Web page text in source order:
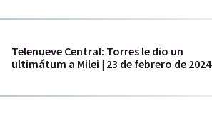
Telenueve Central: Torres le dio un
ultimátum a Milei | 23 de febrero de 2024